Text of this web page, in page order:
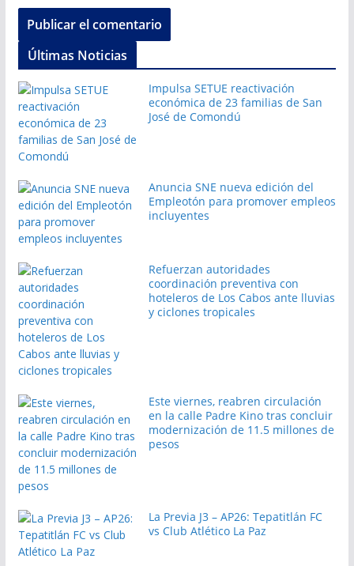
Últimas Noticias
Impulsa SETUE reactivación
económica de 23 familias de San
José de Comondú
Anuncia SNE nueva edición del
Empleotón para promover empleos
incluyentes
Refuerzan autoridades
coordinación preventiva con
hoteleros de Los Cabos ante lluvias
y ciclones tropicales
Este viernes, reabren circulación
en la calle Padre Kino tras concluir
modernización de 11.5 millones de
pesos
La Previa J3 – AP26: Tepatitlán FC
vs Club Atlético La Paz